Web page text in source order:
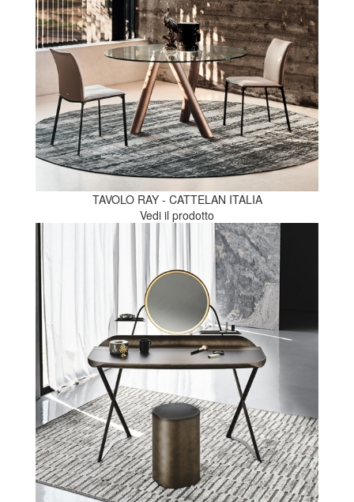
TAVOLO RAY - CATTELAN ITALIA
Vedi il prodotto